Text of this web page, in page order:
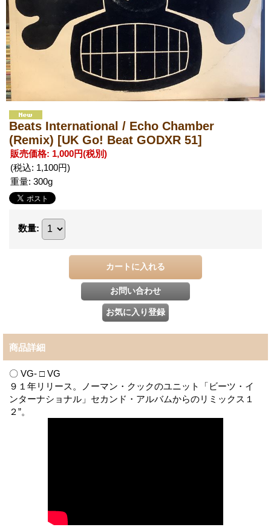
Beats International / Echo Chamber
(Remix) [UK Go! Beat GODXR 51]
販売価格: 1,000円(税別)
(税込: 1,100円)
重量: 300g
数量:
商品詳細
〇 VG- □ VG
９１年リリース。ノーマン・クックのユニット「ビーツ・イ
ンターナショナル」セカンド・アルバムからのリミックス１
２”。